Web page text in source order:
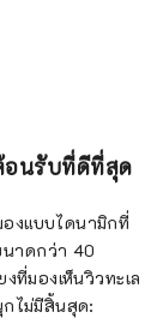
อนรับที่ดีที่สุด
งแบบไดนามิกที่
าดกว่า 40
ที่มองเห็นวิวทะเล
ไม่มีสิ้นสุด: